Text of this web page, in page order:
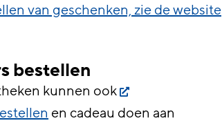
van geschenken, zie de website
bestellen
kunnen ook
en cadeau doen aan